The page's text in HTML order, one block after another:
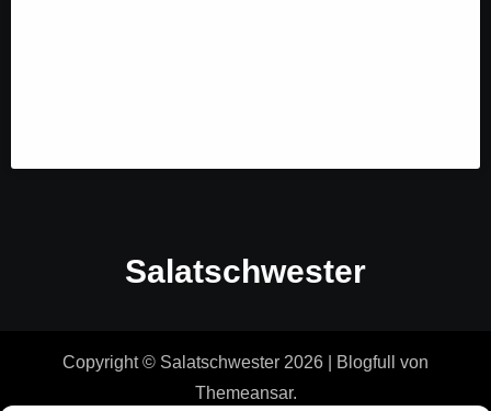
Salatschwester
Copyright © Salatschwester 2026 Blogfull
von
Themeansar.